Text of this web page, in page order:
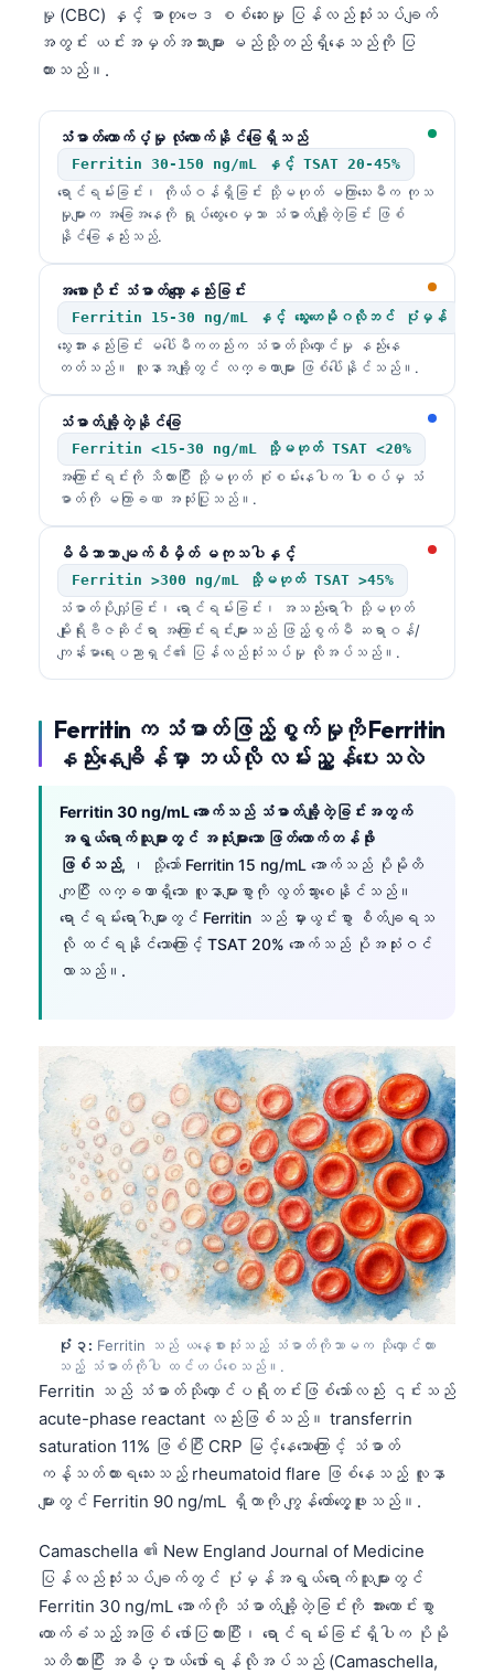
မှု (CBC) နှင့် ဓာတုဗေဒ စစ်ဆေးမှု ပြန်လည်သုံးသပ်ချက်
အတွင်း ယင်းအမှတ်အသားများ မည်သို့တည်ရှိနေသည်ကို ပြ
ထားသည်။.
သံဓာတ်ထောက်ပံ့မှု လုံလောက်နိုင်ခြေရှိသည်
Ferritin 30-150 ng/mL နှင့် TSAT 20-45%
ရောင်ရမ်းခြင်း၊ ကိုယ်ဝန်ရှိခြင်း သို့မဟုတ် မကြာသေးမီက ကုသ
မှုများက အခြေအနေကို ရှုပ်ထွေးစေမှသာ သံဓာတ်ချို့တဲ့ခြင်း ဖြစ်
နိုင်ခြေနည်းသည်.
အစောပိုင်း သံဓာတ်လျော့နည်းခြင်း
Ferritin 15-30 ng/mL နှင့် သွေးဟေမိုဂလိုဘင် ပုံမှန်
သွေးအားနည်းခြင်း မပေါ်မီကတည်းက သံဓာတ်သိုလှောင်မှု နည်းနေ
တတ်သည်။ လူနာအချို့တွင် လက္ခဏာများ ဖြစ်ပေါ်နိုင်သည်။.
သံဓာတ်ချို့တဲ့နိုင်ခြေ
Ferritin <15-30 ng/mL သို့မဟုတ် TSAT <20%
အကြောင်းရင်းကို သိထားပြီး သို့မဟုတ် စုံစမ်းနေပါက ပါးစပ်မှ သံ
ဓာတ်ကို မကြာခဏ အသုံးပြုသည်။.
မိမိဘာသာ မျက်စိမှိတ် မကုသပါနှင့်
Ferritin >300 ng/mL သို့မဟုတ် TSAT >45%
သံဓာတ်ပိုလျှံခြင်း၊ ရောင်ရမ်းခြင်း၊ အသည်းရောဂါ သို့မဟုတ်
မျိုးရိုးဗီဇဆိုင်ရာ အကြောင်းရင်းများသည် ဖြည့်စွက်မီ ဆရာဝန်/
ကျန်းမာရေးပညာရှင်၏ ပြန်လည်သုံးသပ်မှု လိုအပ်သည်။.
Ferritin က သံဓာတ်ဖြည့်စွက်မှုကို Ferritin
နည်းနေချိန်မှာ ဘယ်လို လမ်းညွှန်ပေးသလဲ
Ferritin 30 ng/mL အောက်သည် သံဓာတ်ချို့တဲ့ခြင်းအတွက်
အရွယ်ရောက်သူများတွင် အသုံးများသော ဖြတ်တောက်တန်ဖိုး
ဖြစ်သည်, ၊ သို့သော် Ferritin 15 ng/mL အောက်သည် ပိုမိုတိ
ကျပြီး လက္ခဏာရှိသော လူနာများစွာကို လွတ်သွားစေနိုင်သည်။
ရောင်ရမ်းရောဂါများတွင် Ferritin သည် မှားယွင်းစွာ စိတ်ချရသ
လို ထင်ရနိုင်သောကြောင့် TSAT 20% အောက်သည် ပိုအသုံးဝင်
လာသည်။.
ပုံ ၃: Ferritin သည် ယနေ့စားသုံးသည့် သံဓာတ်ကိုသာမက သိုလှောင်ထား
သည့် သံဓာတ်ကိုပါ ထင်ဟပ်စေသည်။.
Ferritin သည် သံဓာတ်သိုလှောင်ပရိုတင်းဖြစ်သော်လည်း ၎င်းသည်
acute-phase reactant လည်းဖြစ်သည်။ transferrin
saturation 11% ဖြစ်ပြီး CRP မြင့်နေသောကြောင့် သံဓာတ်
ကန့်သတ်ထားရသေးသည့် rheumatoid flare ဖြစ်နေသည့် လူနာ
များတွင် Ferritin 90 ng/mL ရှိတာကို ကျွန်တော်တွေ့ဖူးသည်။.
Camaschella ၏ New England Journal of Medicine
ပြန်လည်သုံးသပ်ချက်တွင် ပုံမှန်အရွယ်ရောက်သူများတွင်
Ferritin 30 ng/mL အောက်ကို သံဓာတ်ချို့တဲ့ခြင်းကို အားကောင်းစွာ
ထောက်ခံသည့်အဖြစ် ဖော်ပြထားပြီး၊ ရောင်ရမ်းခြင်းရှိပါက ပိုမို
သတိထားပြီး အဓိပ္ပာယ်ဖော်ရန်လိုအပ်သည် (Camaschella,